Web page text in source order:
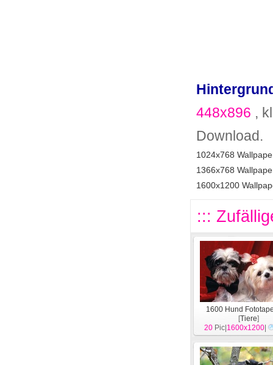
448x896 ,
Download.
1024x768
1366x768
1600x1200
:::
1600 Hund
[Tiere]
20 Pic| 1600x1200